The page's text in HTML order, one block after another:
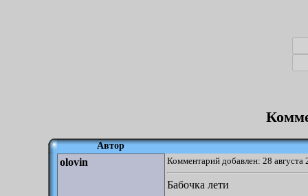
Автор
olovin Комментарий добавлен: 28 августа
Бабочка лети